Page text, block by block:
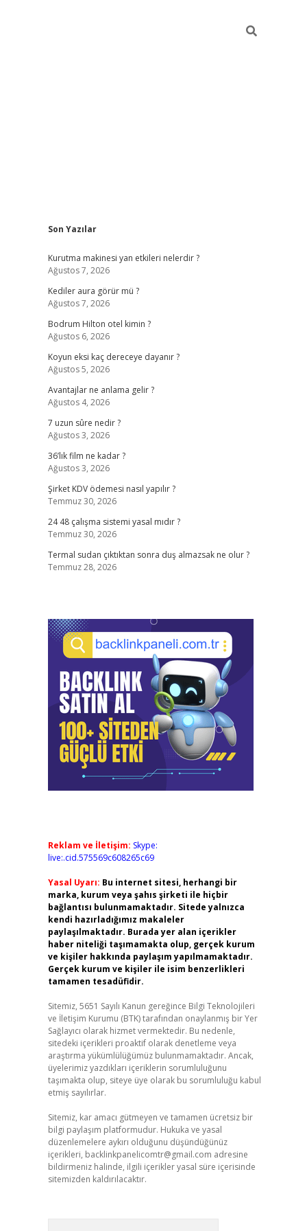
Sidebar
Son Yazılar
Kurutma makinesi yan etkileri nelerdir ?
Ağustos 7, 2026
Kediler aura görür mü ?
Ağustos 7, 2026
Bodrum Hilton otel kimin ?
Ağustos 6, 2026
Koyun eksi kaç dereceye dayanır ?
Ağustos 5, 2026
Avantajlar ne anlama gelir ?
Ağustos 4, 2026
7 uzun sûre nedir ?
Ağustos 3, 2026
36’lık film ne kadar ?
Ağustos 3, 2026
Şirket KDV ödemesi nasıl yapılır ?
Temmuz 30, 2026
24 48 çalışma sistemi yasal mıdır ?
Temmuz 30, 2026
Termal sudan çıktıktan sonra duş almazsak ne olur ?
Temmuz 28, 2026
Reklam ve İletişim: Skype:
live:.cid.575569c608265c69
Yasal Uyarı: Bu internet sitesi, herhangi bir
marka, kurum veya şahıs şirketi ile hiçbir
bağlantısı bulunmamaktadır. Sitede yalnızca
kendi hazırladığımız makaleler
paylaşılmaktadır. Burada yer alan içerikler
haber niteliği taşımamakta olup, gerçek kurum
ve kişiler hakkında paylaşım yapılmamaktadır.
Gerçek kurum ve kişiler ile isim benzerlikleri
tamamen tesadüfidir.
Sitemiz, 5651 Sayılı Kanun gereğince Bilgi Teknolojileri
ve İletişim Kurumu (BTK) tarafından onaylanmış bir Yer
Sağlayıcı olarak hizmet vermektedir. Bu nedenle,
sitedeki içerikleri proaktif olarak denetleme veya
araştırma yükümlülüğümüz bulunmamaktadır. Ancak,
üyelerimiz yazdıkları içeriklerin sorumluluğunu
taşımakta olup, siteye üye olarak bu sorumluluğu kabul
etmiş sayılırlar.
Sitemiz, kar amacı gütmeyen ve tamamen ücretsiz bir
bilgi paylaşım platformudur. Hukuka ve yasal
düzenlemelere aykırı olduğunu düşündüğünüz
içerikleri, backlinkpanelicomtr@gmail.com adresine
bildirmeniz halinde, ilgili içerikler yasal süre içerisinde
sitemizden kaldırılacaktır.
betcipiabellacasino sitesi